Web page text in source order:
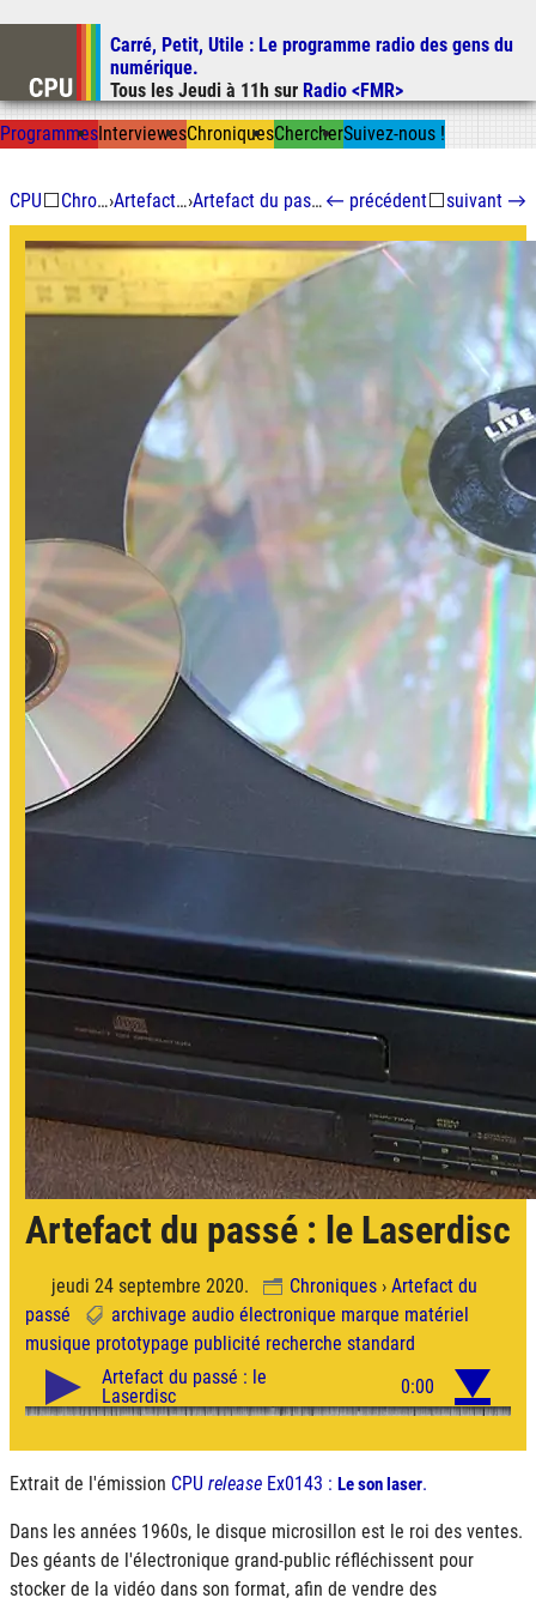
Aller au contenu
Aller à la recherche
Carré, Petit, Utile : Le programme radio des gens du
numérique.
Tous les Jeudi à 11h sur Radio <FMR>
ProgrammesInterviewesChroniquesChercherSuivez-nous !
CPU⬜ Chroniques› Artefact du passé› Artefact du passé : le Laserdisc ← précédent⬜suivant →
Artefact du passé : le Laserdisc
jeudi 24 septembre 2020. Chroniques› Artefact du
passé
archivage audio électronique marque matériel
musique prototypage publicité recherche standard
Extrait de l'émission CPU release Ex0143 : Le son laser.
Dans les années 1960s, le disque microsillon est le roi des ventes.
Des géants de l'électronique grand-public réfléchissent pour
stocker de la vidéo dans son format, afin de vendre des